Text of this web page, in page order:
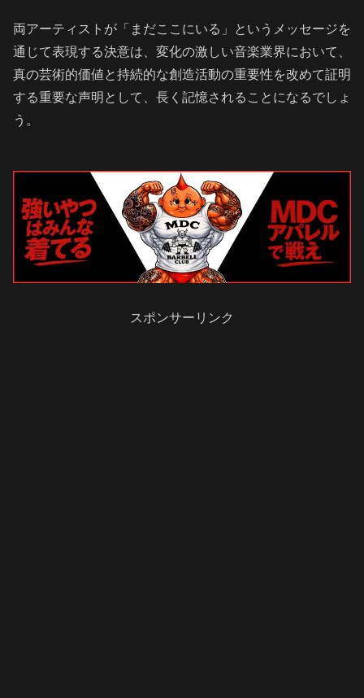
両アーティストが「まだここにいる」というメッセージを
通じて表現する決意は、変化の激しい音楽業界において、
真の芸術的価値と持続的な創造活動の重要性を改めて証明
する重要な声明として、長く記憶されることになるでしょ
う。
スポンサーリンク